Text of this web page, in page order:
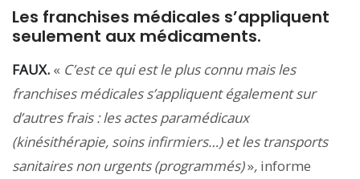
Les franchises médicales s’appliquent
seulement aux médicaments.
FAUX. « C’est ce qui est le plus connu mais les
franchises médicales s’appliquent également sur
d’autres frais : les actes paramédicaux
(kinésithérapie, soins infirmiers…) et les transports
sanitaires non urgents (programmés)», informe